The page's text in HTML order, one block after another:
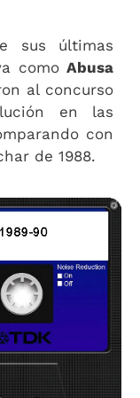
sus últimas
como Abusa
al concurso
en las
con
de 1988.